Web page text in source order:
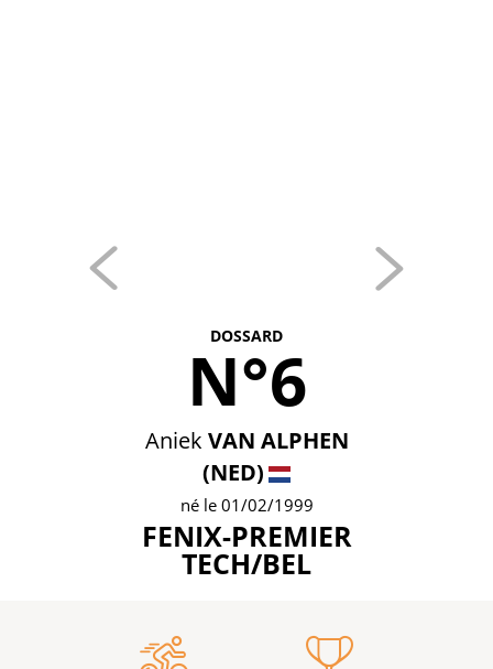
DOSSARD
N°6
Aniek VAN ALPHEN
(NED)
né le 01/02/1999
FENIX-PREMIER
TECH/BEL